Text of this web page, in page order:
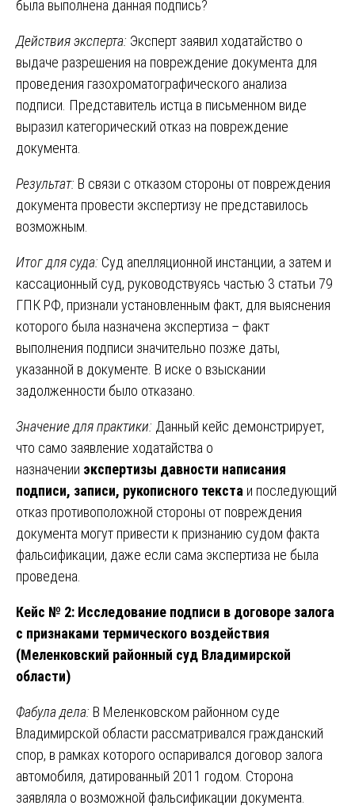
была выполнена данная подпись?
Действия эксперта: Эксперт заявил ходатайство о
выдаче разрешения на повреждение документа для
проведения газохроматографического анализа
подписи. Представитель истца в письменном виде
выразил категорический отказ на повреждение
документа.
Результат: В связи с отказом стороны от повреждения
документа провести экспертизу не представилось
возможным.
Итог для суда: Суд апелляционной инстанции, а затем и
кассационный суд, руководствуясь частью 3 статьи 79
ГПК РФ, признали установленным факт, для выяснения
которого была назначена экспертиза – факт
выполнения подписи значительно позже даты,
указанной в документе. В иске о взыскании
задолженности было отказано.
Значение для практики: Данный кейс демонстрирует,
что само заявление ходатайства о
назначении экспертизы давности написания
подписи, записи, рукописного текста и последующий
отказ противоположной стороны от повреждения
документа могут привести к признанию судом факта
фальсификации, даже если сама экспертиза не была
проведена.
Кейс № 2: Исследование подписи в договоре залога
с признаками термического воздействия
(Меленковский районный суд Владимирской
области)
Фабула дела: В Меленковском районном суде
Владимирской области рассматривался гражданский
спор, в рамках которого оспаривался договор залога
автомобиля, датированный 2011 годом. Сторона
заявляла о возможной фальсификации документа.